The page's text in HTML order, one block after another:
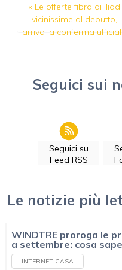
« Le offerte fibra di Iliad
vicinissime al debutto,
arriva la conferma
Seguici sui
Seguici su
Feed RSS
Le notizie più
WINDTRE proroga le
a settembre: cosa
INTERNET CASA